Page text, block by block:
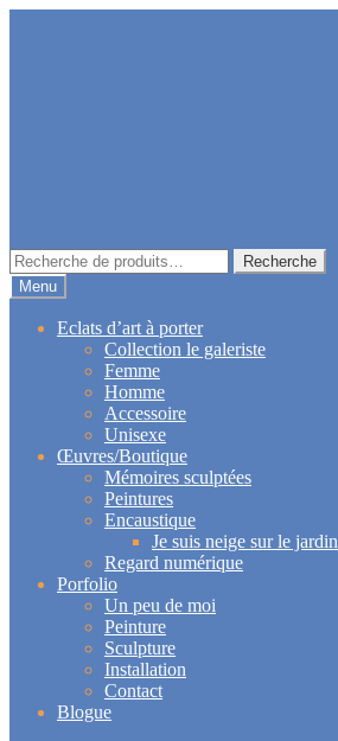
Recherche
pour :
Recherche
Menu
Eclats d’art à porter
Collection le galeriste
Femme
Homme
Accessoire
Unisexe
Œuvres/Boutique
Mémoires sculptées
Peintures
Encaustique
Je suis neige sur le jardin
Regard numérique
Porfolio
Un peu de moi
Peinture
Sculpture
Installation
Contact
Blogue